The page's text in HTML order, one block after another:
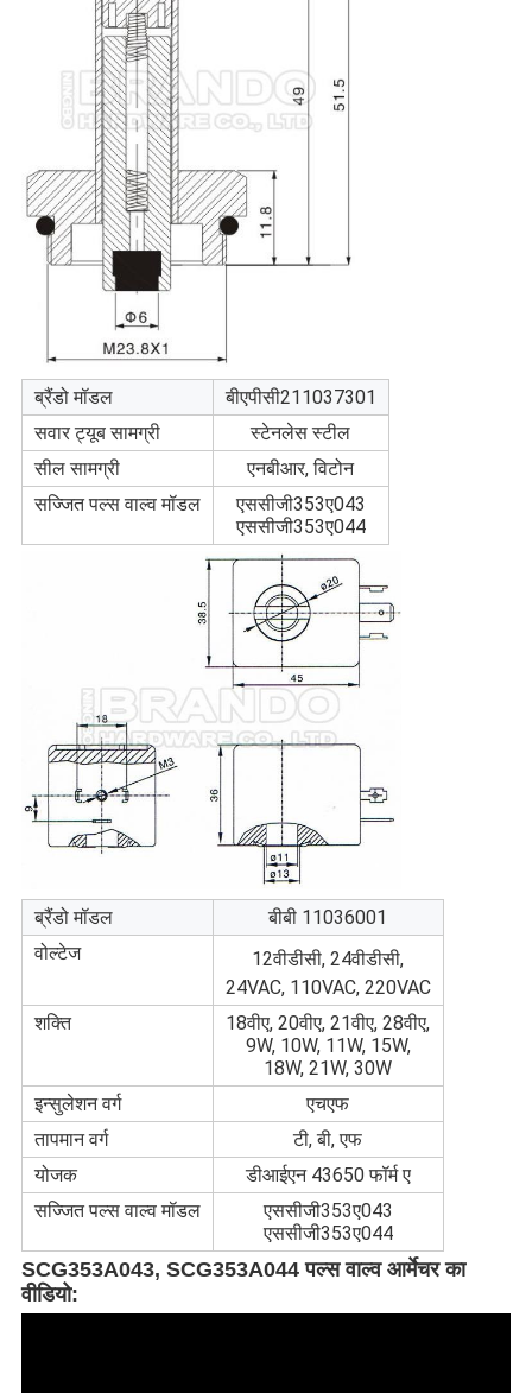
ब्रैंडो मॉडल
बीएपीसी211037301
सवार ट्यूब सामग्री
स्टेनलेस स्टील
सील सामग्री
एनबीआर, विटोन
सज्जित पल्स वाल्व मॉडल
एससीजी353ए043
एससीजी353ए044
ब्रैंडो मॉडल
बीबी 11036001
वोल्टेज
12वीडीसी, 24वीडीसी,
24VAC, 110VAC, 220VAC
शक्ति
18वीए, 20वीए, 21वीए, 28वीए,
9W, 10W, 11W, 15W,
18W, 21W, 30W
इन्सुलेशन वर्ग
एचएफ
तापमान वर्ग
टी, बी, एफ
योजक
डीआईएन 43650 फॉर्म ए
सज्जित पल्स वाल्व मॉडल
एससीजी353ए043
एससीजी353ए044
SCG353A043, SCG353A044 पल्स वाल्व आर्मेचर का
वीडियो: